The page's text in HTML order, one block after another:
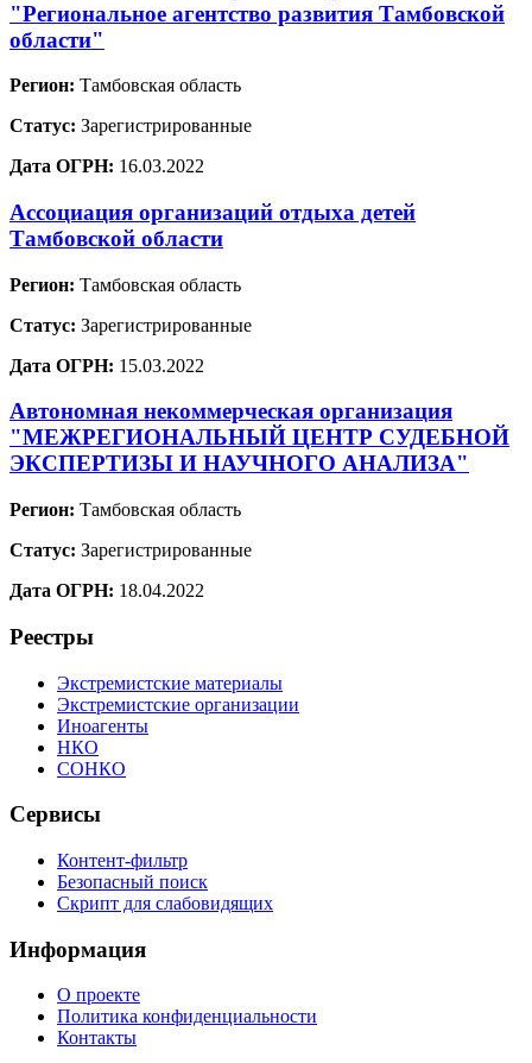
"Региональное агентство развития Тамбовской
области"
Регион: Тамбовская область
Статус: Зарегистрированные
Дата ОГРН: 16.03.2022
Ассоциация организаций отдыха детей
Тамбовской области
Регион: Тамбовская область
Статус: Зарегистрированные
Дата ОГРН: 15.03.2022
Автономная некоммерческая организация
"МЕЖРЕГИОНАЛЬНЫЙ ЦЕНТР СУДЕБНОЙ
ЭКСПЕРТИЗЫ И НАУЧНОГО АНАЛИЗА"
Регион: Тамбовская область
Статус: Зарегистрированные
Дата ОГРН: 18.04.2022
Реестры
Экстремистские материалы
Экстремистские организации
Иноагенты
НКО
СОНКО
Сервисы
Контент-фильтр
Безопасный поиск
Скрипт для слабовидящих
Информация
О проекте
Политика конфиденциальности
Контакты